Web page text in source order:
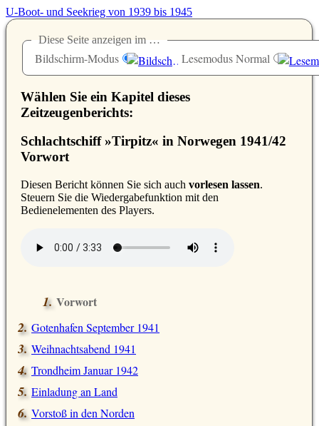
U-Boot- und Seekrieg von 1939 bis 1945
Diese Seite anzeigen im …
Bildschirm-Modus Lesemodus Normal
Wählen Sie ein Kapitel dieses
Zeitzeugenberichts:
Schlachtschiff »Tirpitz« in Norwegen 1941/42
Vorwort
Diesen Bericht können Sie sich auch vorlesen lassen.
Steuern Sie die Wiedergabefunktion mit den
Bedienelementen des Players.
Vorwort
Gotenhafen September 1941
Weihnachtsabend 1941
Trondheim Januar 1942
Einladung an Land
Vorstoß in den Norden